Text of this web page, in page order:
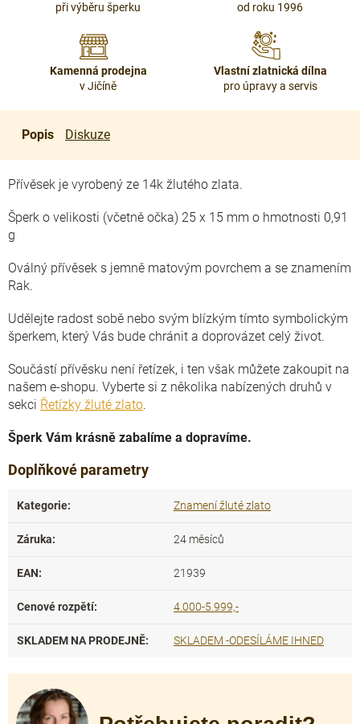
při výběru šperku
od roku 1996
Kamenná prodejna
v Jičíně
Vlastní zlatnická dílna
pro úpravy a servis
Popis Diskuze
Přívěsek je vyrobený ze 14k žlutého zlata.
Šperk o velikosti (včetně očka) 25 x 15 mm o hmotnosti 0,91
g
Oválný přívěsek s jemně matovým povrchem a se znamením
Rak.
Udělejte radost sobě nebo svým blízkým tímto symbolickým
šperkem, který Vás bude chránit a doprovázet celý život.
Součástí přívěsku není řetízek, i ten však můžete zakoupit na
našem e-shopu. Vyberte si z několika nabízených druhů v
sekci Řetízky žluté zlato.
Šperk Vám krásně zabalíme a dopravíme.
Doplňkové parametry
Kategorie: Znamení žluté zlato
Záruka: 24 měsíců
EAN: 21939
Cenové rozpětí: 4.000-5.999,-
SKLADEM NA PRODEJNĚ: SKLADEM -ODESÍLÁME IHNED